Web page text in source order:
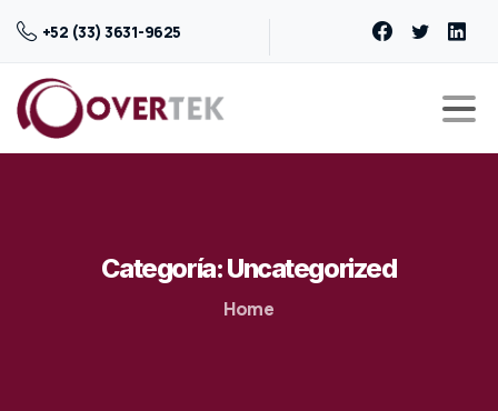
+52 (33) 3631-9625
Categoría:Uncategorized
Home